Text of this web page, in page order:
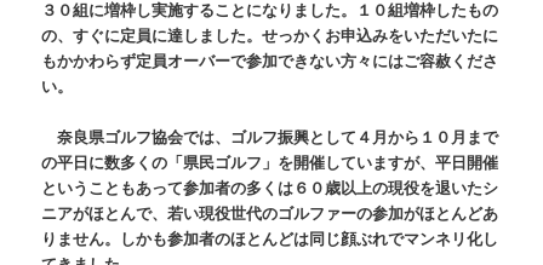
３０組に増枠し実施することになりました。１０組増枠したもの
の、すぐに定員に達しました。せっかくお申込みをいただいたに
もかかわらず定員オーバーで参加できない方々にはご容赦くださ
い。
奈良県ゴルフ協会では、ゴルフ振興として４月から１０月まで
の平日に数多くの「県民ゴルフ」を開催していますが、平日開催
ということもあって参加者の多くは６０歳以上の現役を退いたシ
ニアがほとんで、若い現役世代のゴルファーの参加がほとんどあ
りません。しかも参加者のほとんどは同じ顔ぶれでマンネリ化し